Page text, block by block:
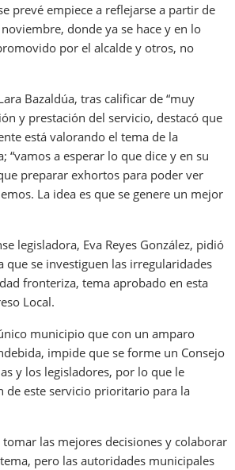
prevé empiece a reflejarse a partir de
donde ya se hace y en lo
por el alcalde y otros, no
Bazaldúa, tras calificar de “muy
y prestación del servicio, destacó que
está valorando el tema de la
“vamos a esperar lo que dice y en su
preparar exhortos para poder ver
La idea es que se genere un mejor
legisladora, Eva Reyes González, pidió
que se investiguen las irregularidades
fronteriza, tema aprobado en esta
Local.
municipio que con un amparo
impide que se forme un Consejo
y los legisladores, por lo que le
de este servicio prioritario para la
tomar las mejores decisiones y colaborar
pero las autoridades municipales